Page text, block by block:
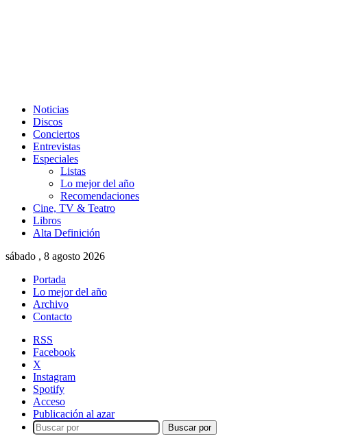
Noticias
Discos
Conciertos
Entrevistas
Especiales
Listas
Lo mejor del año
Recomendaciones
Cine, TV & Teatro
Libros
Alta Definición
sábado , 8 agosto 2026
Portada
Lo mejor del año
Archivo
Contacto
RSS
Facebook
X
Instagram
Spotify
Acceso
Publicación al azar
Buscar por